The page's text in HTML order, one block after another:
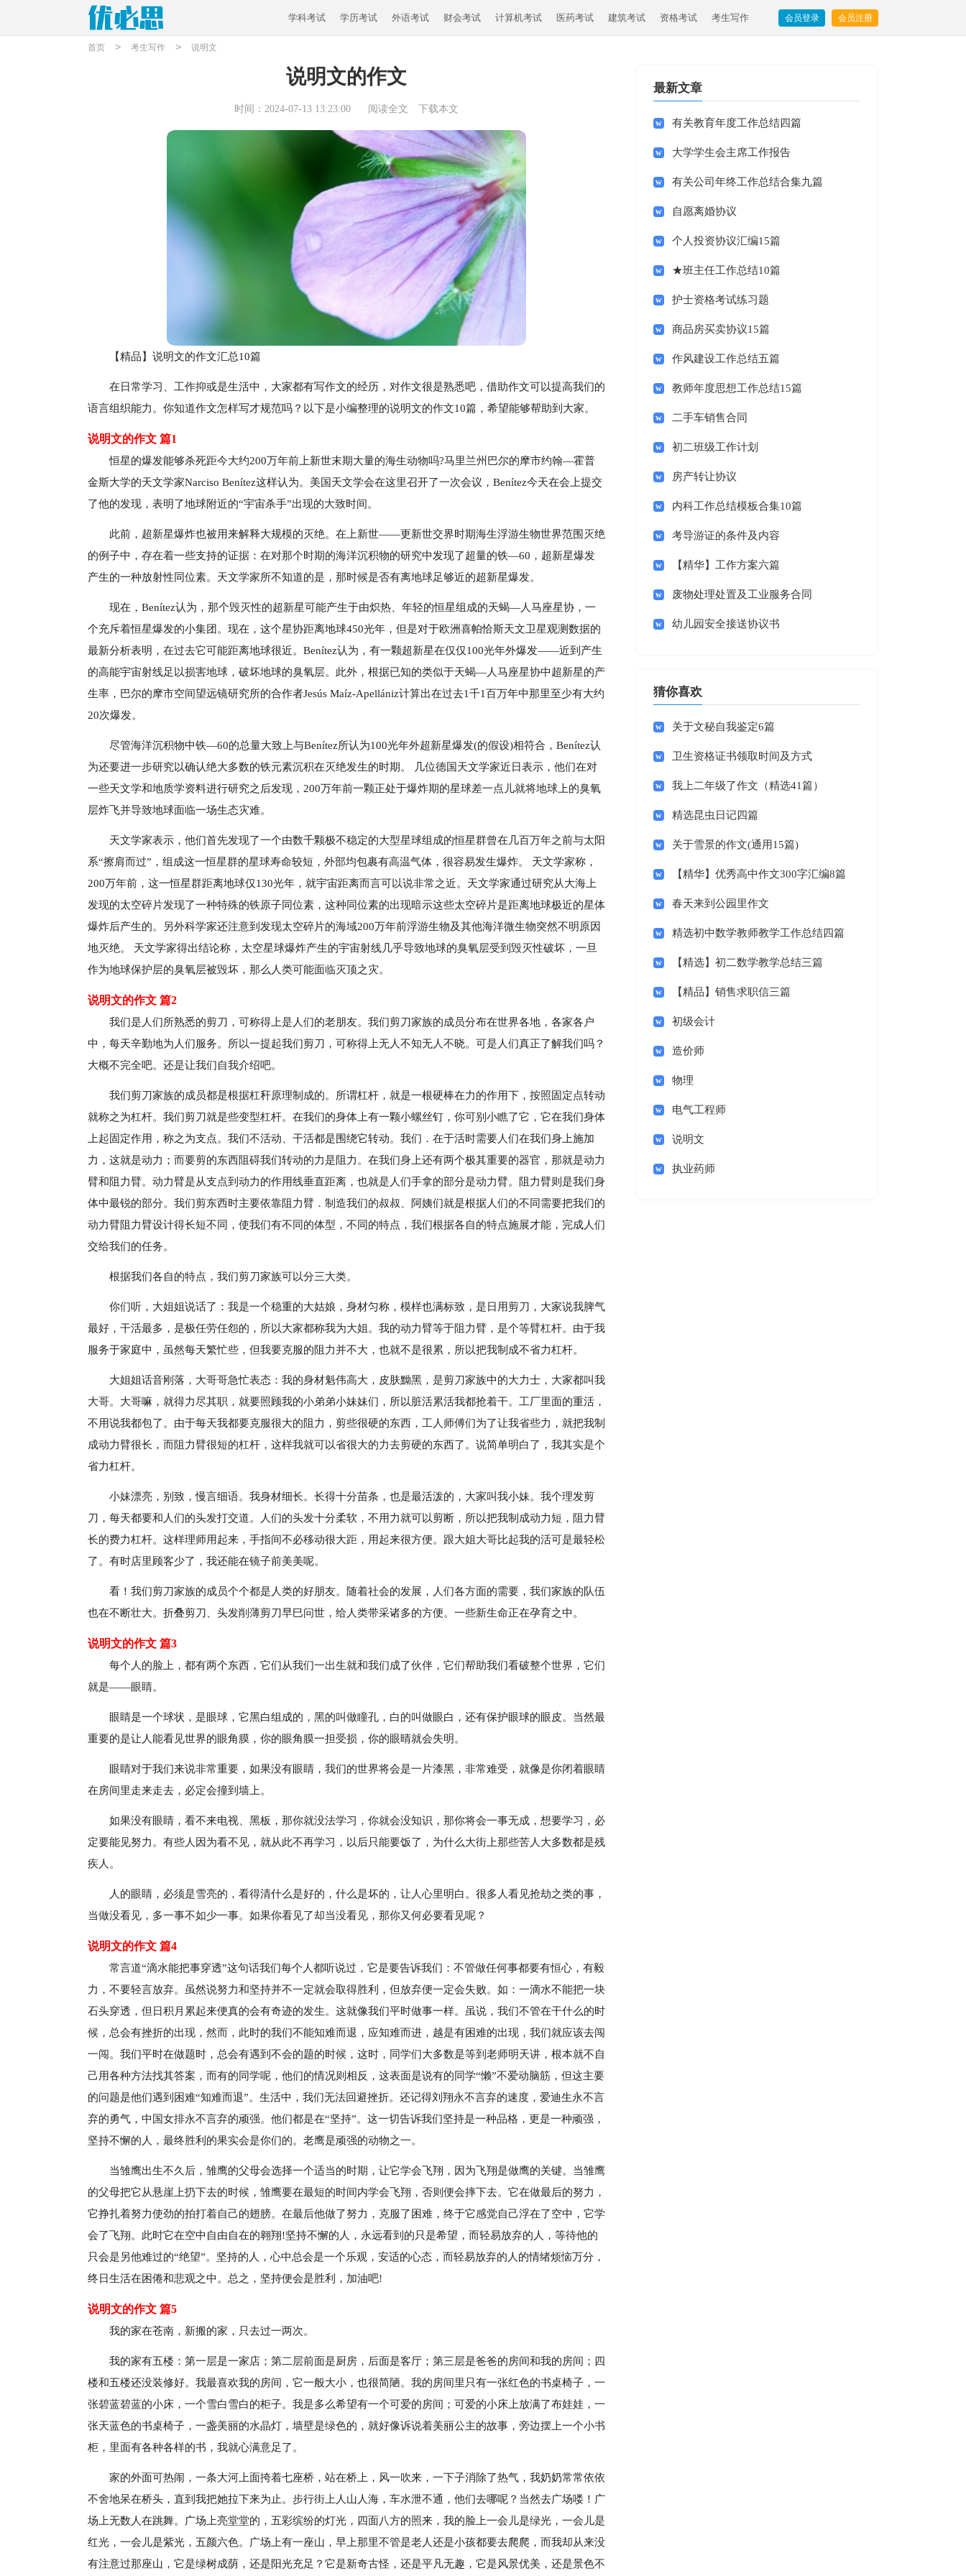
学科考试 学历考试 外语考试 财会考试 计算机考试 医药考试 建筑考试 资格考试 考生写作 会员登录 会员注册
首页 > 考生写作 > 说明文
说明文的作文
时间：2024-07-13 13:23:00 阅读全文 下载本文
【精品】说明文的作文汇总10篇
在日常学习、工作抑或是生活中，大家都有写作文的经历，对作文很是熟悉吧，借助作文可以提高我们的
语言组织能力。你知道作文怎样写才规范吗？以下是小编整理的说明文的作文10篇，希望能够帮助到大家。
说明文的作文 篇1
恒星的爆发能够杀死距今大约200万年前上新世末期大量的海生动物吗?马里兰州巴尔的摩市约翰—霍普
金斯大学的天文学家Narciso Benítez这样认为。美国天文学会在这里召开了一次会议，Benítez今天在会上提交
了他的发现，表明了地球附近的“宇宙杀手”出现的大致时间。
此前，超新星爆炸也被用来解释大规模的灭绝。在上新世——更新世交界时期海生浮游生物世界范围灭绝
的例子中，存在着一些支持的证据：在对那个时期的海洋沉积物的研究中发现了超量的铁—60，超新星爆发
产生的一种放射性同位素。天文学家所不知道的是，那时候是否有离地球足够近的超新星爆发。
现在，Benítez认为，那个毁灭性的超新星可能产生于由炽热、年轻的恒星组成的天蝎—人马座星协，一
个充斥着恒星爆发的小集团。现在，这个星协距离地球450光年，但是对于欧洲喜帕恰斯天文卫星观测数据的
最新分析表明，在过去它可能距离地球很近。Benítez认为，有一颗超新星在仅仅100光年外爆发——近到产生
的高能宇宙射线足以损害地球，破坏地球的臭氧层。此外，根据已知的类似于天蝎—人马座星协中超新星的产
生率，巴尔的摩市空间望远镜研究所的合作者Jesús Maíz-Apellániz计算出在过去1千1百万年中那里至少有大约
20次爆发。
尽管海洋沉积物中铁—60的总量大致上与Benítez所认为100光年外超新星爆发(的假设)相符合，Benítez认
为还要进一步研究以确认绝大多数的铁元素沉积在灭绝发生的时期。 几位德国天文学家近日表示，他们在对
一些天文学和地质学资料进行研究之后发现，200万年前一颗正处于爆炸期的星球差一点儿就将地球上的臭氧
层炸飞并导致地球面临一场生态灾难。
天文学家表示，他们首先发现了一个由数千颗极不稳定的大型星球组成的恒星群曾在几百万年之前与太阳
系“擦肩而过”，组成这一恒星群的星球寿命较短，外部均包裹有高温气体，很容易发生爆炸。 天文学家称，
200万年前，这一恒星群距离地球仅130光年，就宇宙距离而言可以说非常之近。天文学家通过研究从大海上
发现的太空碎片发现了一种特殊的铁原子同位素，这种同位素的出现暗示这些太空碎片是距离地球极近的星体
爆炸后产生的。另外科学家还注意到发现太空碎片的海域200万年前浮游生物及其他海洋微生物突然不明原因
地灭绝。 天文学家得出结论称，太空星球爆炸产生的宇宙射线几乎导致地球的臭氧层受到毁灭性破坏，一旦
作为地球保护层的臭氧层被毁坏，那么人类可能面临灭顶之灾。
说明文的作文 篇2
我们是人们所熟悉的剪刀，可称得上是人们的老朋友。我们剪刀家族的成员分布在世界各地，各家各户
中，每天辛勤地为人们服务。所以一提起我们剪刀，可称得上无人不知无人不晓。可是人们真正了解我们吗？
大概不完全吧。还是让我们自我介绍吧。
我们剪刀家族的成员都是根据杠秆原理制成的。所谓杠杆，就是一根硬棒在力的作用下，按照固定点转动
就称之为杠杆。我们剪刀就是些变型杠杆。在我们的身体上有一颗小螺丝钉，你可别小瞧了它，它在我们身体
上起固定作用，称之为支点。我们不活动、干活都是围绕它转动。我们．在于活时需要人们在我们身上施加
力，这就是动力；而要剪的东西阻碍我们转动的力是阻力。在我们身上还有两个极其重要的器官，那就是动力
臂和阻力臂。动力臂是从支点到动力的作用线垂直距离，也就是人们手拿的部分是动力臂。阻力臂则是我们身
体中最锐的部分。我们剪东西时主要依靠阻力臂．制造我们的叔叔、阿姨们就是根据人们的不同需要把我们的
动力臂阻力臂设计得长短不同，使我们有不同的体型，不同的特点，我们根据各自的特点施展才能，完成人们
交给我们的任务。
根据我们各自的特点，我们剪刀家族可以分三大类。
你们听，大姐姐说话了：我是一个稳重的大姑娘，身材匀称，模样也满标致，是日用剪刀，大家说我脾气
最好，干活最多，是极任劳任怨的，所以大家都称我为大姐。我的动力臂等于阻力臂，是个等臂杠杆。由于我
服务于家庭中，虽然每天繁忙些，但我要克服的阻力并不大，也就不是很累，所以把我制成不省力杠杆。
大姐姐话音刚落，大哥哥急忙表态：我的身材魁伟高大，皮肤黝黑，是剪刀家族中的大力士，大家都叫我
大哥。大哥嘛，就得力尽其职，就要照顾我的小弟弟小妹妹们，所以脏活累活我都抢着干。工厂里面的重活，
不用说我都包了。由于每天我都要克服很大的阻力，剪些很硬的东西，工人师傅们为了让我省些力，就把我制
成动力臂很长，而阻力臂很短的杠杆，这样我就可以省很大的力去剪硬的东西了。说简单明白了，我其实是个
省力杠杆。
小妹漂亮，别致，慢言细语。我身材细长。长得十分苗条，也是最活泼的，大家叫我小妹。我个理发剪
刀，每天都要和人们的头发打交道。人们的头发十分柔软，不用力就可以剪断，所以把我制成动力短，阻力臂
长的费力杠杆。这样理师用起来，手指间不必移动很大距，用起来很方便。跟大姐大哥比起我的活可是最轻松
了。有时店里顾客少了，我还能在镜子前美美呢。
看！我们剪刀家族的成员个个都是人类的好朋友。随着社会的发展，人们各方面的需要，我们家族的队伍
也在不断壮大。折叠剪刀、头发削薄剪刀早巳问世，给人类带采诸多的方便。一些新生命正在孕育之中。
说明文的作文 篇3
每个人的脸上，都有两个东西，它们从我们一出生就和我们成了伙伴，它们帮助我们看破整个世界，它们
就是——眼睛。
眼睛是一个球状，是眼球，它黑白组成的，黑的叫做瞳孔，白的叫做眼白，还有保护眼球的眼皮。当然最
重要的是让人能看见世界的眼角膜，你的眼角膜一担受损，你的眼晴就会失明。
眼睛对于我们来说非常重要，如果没有眼睛，我们的世界将会是一片漆黑，非常难受，就像是你闭着眼睛
在房间里走来走去，必定会撞到墙上。
如果没有眼睛，看不来电视、黑板，那你就没法学习，你就会没知识，那你将会一事无成，想要学习，必
定要能见努力。有些人因为看不见，就从此不再学习，以后只能要饭了，为什么大街上那些苦人大多数都是残
疾人。
人的眼睛，必须是雪亮的，看得清什么是好的，什么是坏的，让人心里明白。很多人看见抢劫之类的事，
当做没看见，多一事不如少一事。如果你看见了却当没看见，那你又何必要看见呢？
说明文的作文 篇4
常言道“滴水能把事穿透”这句话我们每个人都听说过，它是要告诉我们：不管做任何事都要有恒心，有毅
力，不要轻言放弃。虽然说努力和坚持并不一定就会取得胜利，但放弃便一定会失败。如：一滴水不能把一块
石头穿透，但日积月累起来便真的会有奇迹的发生。这就像我们平时做事一样。虽说，我们不管在干什么的时
候，总会有挫折的出现，然而，此时的我们不能知难而退，应知难而进，越是有困难的出现，我们就应该去闯
一闯。我们平时在做题时，总会有遇到不会的题的时候，这时，同学们大多数是等到老师明天讲，根本就不自
己用各种方法找其答案，而有的同学呢，他们的情况则相反，这表面是说有的同学“懒”不爱动脑筋，但这主要
的问题是他们遇到困难“知难而退”。生活中，我们无法回避挫折。还记得刘翔永不言弃的速度，爱迪生永不言
弃的勇气，中国女排永不言弃的顽强。他们都是在“坚持”。这一切告诉我们坚持是一种品格，更是一种顽强，
坚持不懈的人，最终胜利的果实会是你们的。老鹰是顽强的动物之一。
当雏鹰出生不久后，雏鹰的父母会选择一个适当的时期，让它学会飞翔，因为飞翔是做鹰的关键。当雏鹰
的父母把它从悬崖上扔下去的时候，雏鹰要在最短的时间内学会飞翔，否则便会摔下去。它在做最后的努力，
它挣扎着努力使劲的拍打着自己的翅膀。在最后他做了努力，克服了困难，终于它感觉自己浮在了空中，它学
会了飞翔。此时它在空中自由自在的翱翔!坚持不懈的人，永远看到的只是希望，而轻易放弃的人，等待他的
只会是另他难过的“绝望”。坚持的人，心中总会是一个乐观，安适的心态，而轻易放弃的人的情绪烦恼万分，
终日生活在困倦和悲观之中。总之，坚持便会是胜利，加油吧!
说明文的作文 篇5
我的家在苍南，新搬的家，只去过一两次。
我的家有五楼：第一层是一家店；第二层前面是厨房，后面是客厅；第三层是爸爸的房间和我的房间；四
楼和五楼还没装修好。我最喜欢我的房间，它一般大小，也很简陋。我的房间里只有一张红色的书桌椅子，一
张碧蓝碧蓝的小床，一个雪白雪白的柜子。我是多么希望有一个可爱的房间；可爱的小床上放满了布娃娃，一
张天蓝色的书桌椅子，一盏美丽的水晶灯，墙壁是绿色的，就好像诉说着美丽公主的故事，旁边摆上一个小书
柜，里面有各种各样的书，我就心满意足了。
家的外面可热闹，一条大河上面挎着七座桥，站在桥上，风一吹来，一下子消除了热气，我奶奶常常依依
不舍地呆在桥头，直到我把她拉下来为止。步行街上人山人海，车水泄不通，他们去哪呢？当然去广场喽！广
场上无数人在跳舞。广场上亮堂堂的，五彩缤纷的灯光，四面八方的照来，我的脸上一会儿是绿光，一会儿是
红光，一会儿是紫光，五颜六色。广场上有一座山，早上那里不管是老人还是小孩都要去爬爬，而我却从来没
有注意过那座山，它是绿树成荫，还是阳光充足？它是新奇古怪，还是平凡无趣，它是风景优美，还是景色不
最新文章
有关教育年度工作总结四篇
大学学生会主席工作报告
有关公司年终工作总结合集九篇
自愿离婚协议
个人投资协议汇编15篇
★班主任工作总结10篇
护士资格考试练习题
商品房买卖协议15篇
作风建设工作总结五篇
教师年度思想工作总结15篇
二手车销售合同
初二班级工作计划
房产转让协议
内科工作总结模板合集10篇
考导游证的条件及内容
【精华】工作方案六篇
废物处理处置及工业服务合同
幼儿园安全接送协议书
猜你喜欢
关于文秘自我鉴定6篇
卫生资格证书领取时间及方式
我上二年级了作文（精选41篇）
精选昆虫日记四篇
关于雪景的作文(通用15篇)
【精华】优秀高中作文300字汇编8篇
春天来到公园里作文
精选初中数学教师教学工作总结四篇
【精选】初二数学教学总结三篇
【精品】销售求职信三篇
初级会计
造价师
物理
电气工程师
说明文
执业药师